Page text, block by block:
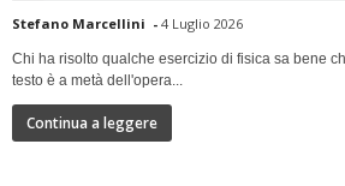
Stefano Marcellini - 4 Luglio 2026
Chi ha risolto qualche esercizio di fisica sa bene
testo è a metà dell'opera...
Continua a leggere